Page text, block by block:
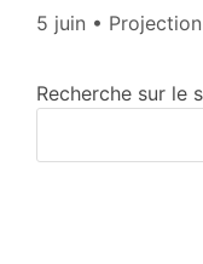
5 juin •
Recherche sur le